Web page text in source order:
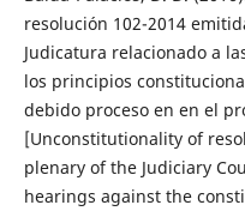
resolución 102-2014
Judicatura relacionado a
los principios
debido proceso en en el
[Unconstitutionality of
plenary of the Judiciary
hearings against the